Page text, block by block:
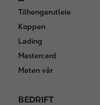
o
o
t
e
r
Tilhengerutleie
Koppen
Lading
Mastercard
Maten vår
BEDRIFT